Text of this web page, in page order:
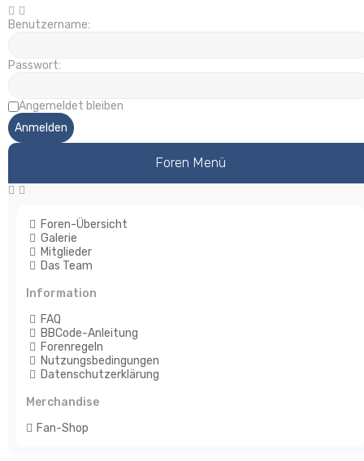
Benutzername:
Passwort:
Angemeldet bleiben
Foren Menü
Foren-Übersicht
Galerie
Mitglieder
Das Team
Information
FAQ
BBCode-Anleitung
Forenregeln
Nutzungsbedingungen
Datenschutzerklärung
Merchandise
Fan-Shop